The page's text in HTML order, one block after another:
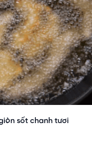
sốt chanh tươi